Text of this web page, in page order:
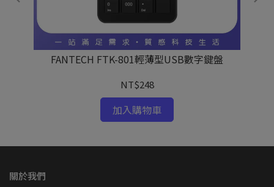
FANTECH FTK-801輕薄型USB數字鍵盤
NT$248
加入購物車
關於我們